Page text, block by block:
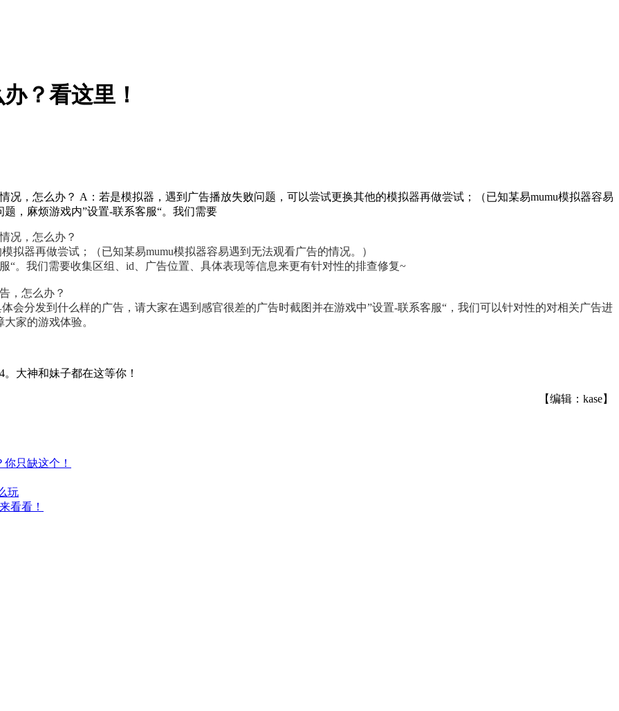
？看这里！
况，怎么办？ A：若是模拟器，遇到广告播放失败问题，可以尝试更换其他的模拟器再做尝试；（已知某易mumu模拟器容易
，麻烦游戏内”设置-联系客服“。我们需要
况，怎么办？
器再做尝试；（已知某易mumu模拟器容易遇到无法观看广告的情况。）
。我们需要收集区组、id、广告位置、具体表现等信息来更有针对性的排查修复~
，怎么办？
会分发到什么样的广告，请大家在遇到感官很差的广告时截图并在游戏中”设置-联系客服“，我们可以针对性的对相关广告进
家的游戏体验。
大神和妹子都在这等你！
【编辑：kase】
只缺这个！
玩
看看！